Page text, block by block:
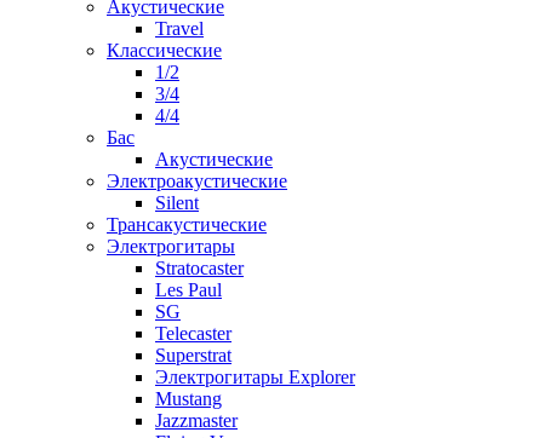
Акустические
Travel
Классические
1/2
3/4
4/4
Бас
Акустические
Электроакустические
Silent
Трансакустические
Электрогитары
Stratocaster
Les Paul
SG
Telecaster
Superstrat
Электрогитары Explorer
Mustang
Jazzmaster